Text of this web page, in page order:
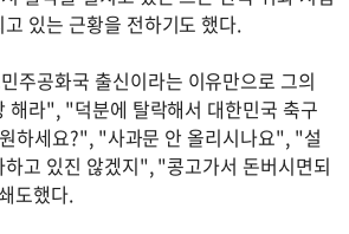
있는 근황을 전하기도 했다.
주공화국 출신이라는 이유만으로 그의
해라", "덕분에 탈락해서 대한민국 축구
하세요?", "사과문 안 올리시나요", "설
고 있진 않겠지", "콩고가서 돈버시면되
도했다.